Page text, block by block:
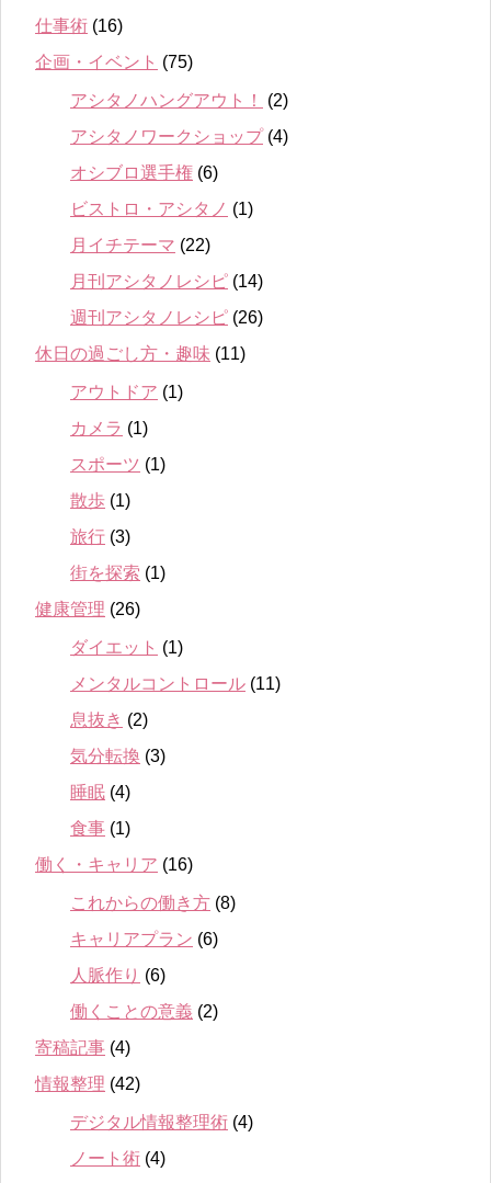
仕事術 (16)
企画・イベント (75)
アシタノハングアウト！
(2)
アシタノワークショップ(4)
オシブロ選手権 (6)
ビストロ・アシタノ (1)
月イチテーマ (22)
月刊アシタノレシピ (14)
週刊アシタノレシピ (26)
休日の過ごし方・趣味 (11)
アウトドア (1)
カメラ (1)
スポーツ (1)
散歩 (1)
旅行 (3)
街を探索 (1)
健康管理 (26)
ダイエット (1)
メンタルコントロール (11)
息抜き (2)
気分転換 (3)
睡眠 (4)
食事 (1)
働く・キャリア (16)
これからの働き方 (8)
キャリアプラン (6)
人脈作り (6)
働くことの意義 (2)
寄稿記事 (4)
情報整理 (42)
デジタル情報整理術 (4)
ノート術 (4)